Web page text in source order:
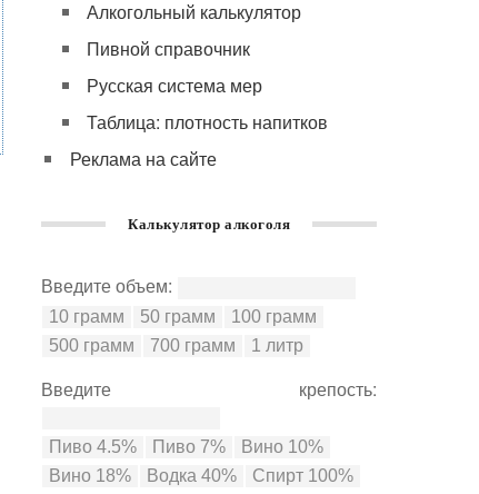
Алкогольный калькулятор
Пивной справочник
Русская система мер
Таблица: плотность напитков
Реклама на сайте
Калькулятор алкоголя
Введите объем:
Введите крепость: